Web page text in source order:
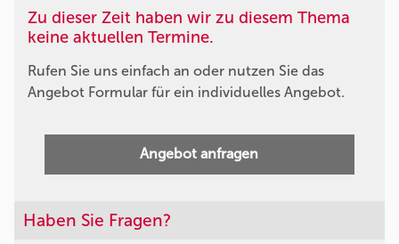
Zu dieser Zeit haben wir zu diesem Thema
keine aktuellen Termine.
Rufen Sie uns einfach an oder nutzen Sie das
Angebot Formular für ein individuelles Angebot.
Angebot anfragen
Haben Sie Fragen?